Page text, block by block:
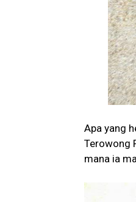
Apa yang
Terowong
mana ia